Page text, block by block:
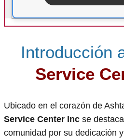
Introducción
Service
Ubicado en el corazón de
Service Center Inc se
comunidad por su dedicación